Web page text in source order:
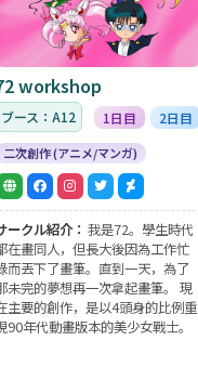
workshop
ブース：A12 1日目 2日目
二次創作 (アニメ/マンガ)
ークル紹介： 我是72。學生時代
在畫同人，但長大後因為工作忙
而丟下了畫筆。直到一天，為了
未完的夢想再一次拿起畫筆。 現
主要的創作，是以4頭身的比例重
90年代動畫版本的美少女戰士。